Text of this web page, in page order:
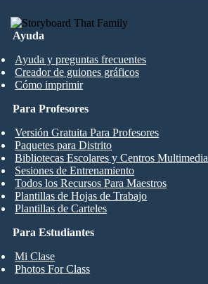
Ayuda
Ayuda y preguntas frecuentes
Creador de guiones gráficos
Cómo imprimir
Para Estudiantes
Mi Clase
Photos For Class
Para Profesores
Versión Gratuita Para Profesores
Paquetes para Distrito
Bibliotecas Escolares y Centros Multimedia
Sesiones de Entrenamiento
Todos los Recursos Para Maestros
Plantillas de Hojas de Trabajo
Plantillas de Carteles